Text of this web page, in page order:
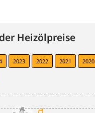
Heizölpreise
2023 2022 2021
2020